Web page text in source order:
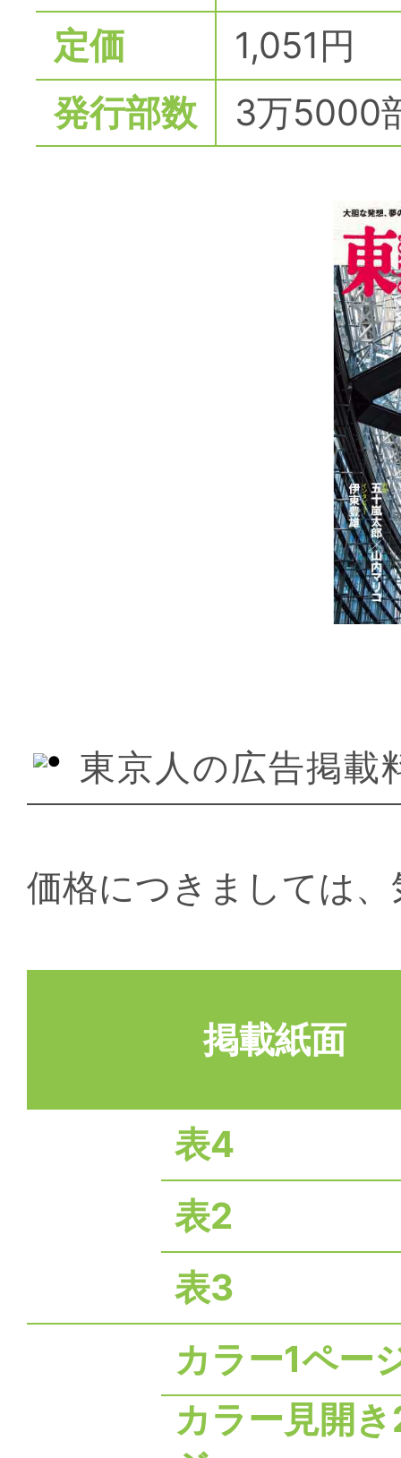
定価
1,051円
発行部数
3万5000
東京人の広告掲載
価格につきましては
掲載紙面
表4
表2
表3
カラー1ペー
カラー見開